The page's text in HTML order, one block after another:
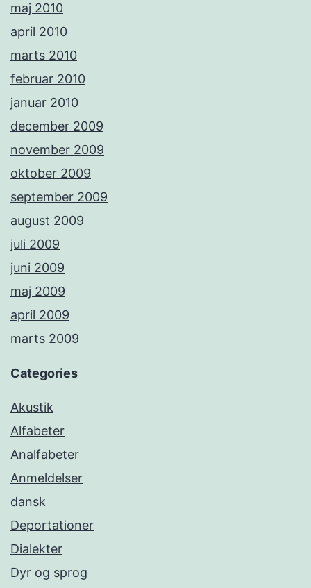
maj 2010
april 2010
marts 2010
februar 2010
januar 2010
december 2009
november 2009
oktober 2009
september 2009
august 2009
juli 2009
juni 2009
maj 2009
april 2009
marts 2009
Categories
Akustik
Alfabeter
Analfabeter
Anmeldelser
dansk
Deportationer
Dialekter
Dyr og sprog